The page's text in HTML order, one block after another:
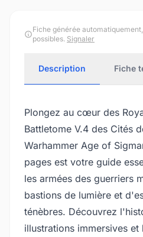
Fiche générée
possibles. Signaler
Description Fiche
Plongez au cœur des
Battletome V.4 des Cités
Warhammer Age of
pages est votre guide
les armées des guerriers
bastions de lumière et
ténèbres. Découvrez
illustrations immersives